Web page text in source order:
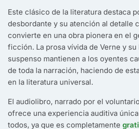
Este clásico de la literatura destaca
desbordante y su atención al detalle
convierte en una obra pionera en el
ficción. La prosa vívida de Verne y
suspenso mantienen a los oyentes
de toda la narración, haciendo de
en la literatura universal.
El audiolibro, narrado por el
ofrece una experiencia auditiva
todos, ya que es completamente